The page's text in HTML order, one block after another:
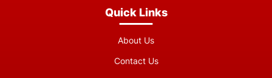
Quick Links
About Us
Contact Us